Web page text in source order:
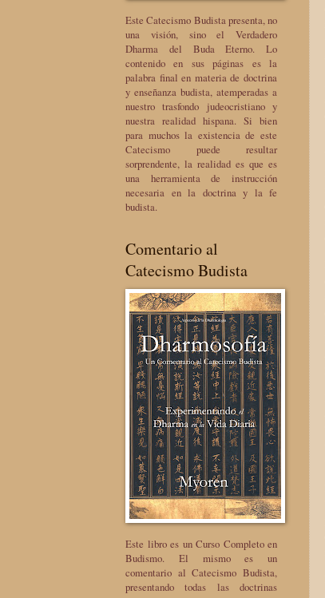
Este Catecismo Budista presenta, no
una visión, sino el Verdadero
Dharma del Buda Eterno. Lo
contenido en sus páginas es la
palabra final en materia de doctrina
y enseñanza budista, atemperadas a
nuestro trasfondo judeocristiano y
nuestra realidad hispana. Si bien
para muchos la existencia de este
Catecismo puede resultar
sorprendente, la realidad es que es
una herramienta de instrucción
necesaria en la doctrina y la fe
budista.
Comentario al
Catecismo Budista
Este libro es un Curso Completo en
Budismo. El mismo es un
comentario al Catecismo Budista,
presentando todas las doctrinas